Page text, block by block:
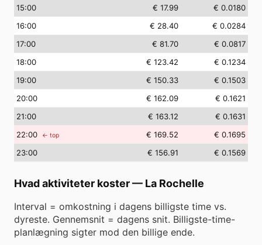
15:00 € 17.99
€ 0.0180
16:00 € 28.40
€ 0.0284
17:00 € 81.70
€ 0.0817
18:00 € 123.42
€ 0.1234
19:00 € 150.33
€ 0.1503
20:00 € 162.09
€ 0.1621
21:00 € 163.12
€ 0.1631
22:00 ← top € 169.52
€ 0.1695
23:00 € 156.91 € 0.1569
Hvad aktiviteter koster— La Rochelle
Interval = omkostning i dagens billigste time vs.
dyreste. Gennemsnit = dagens snit. Billigste-time-
planlægning sigter mod den billige ende.